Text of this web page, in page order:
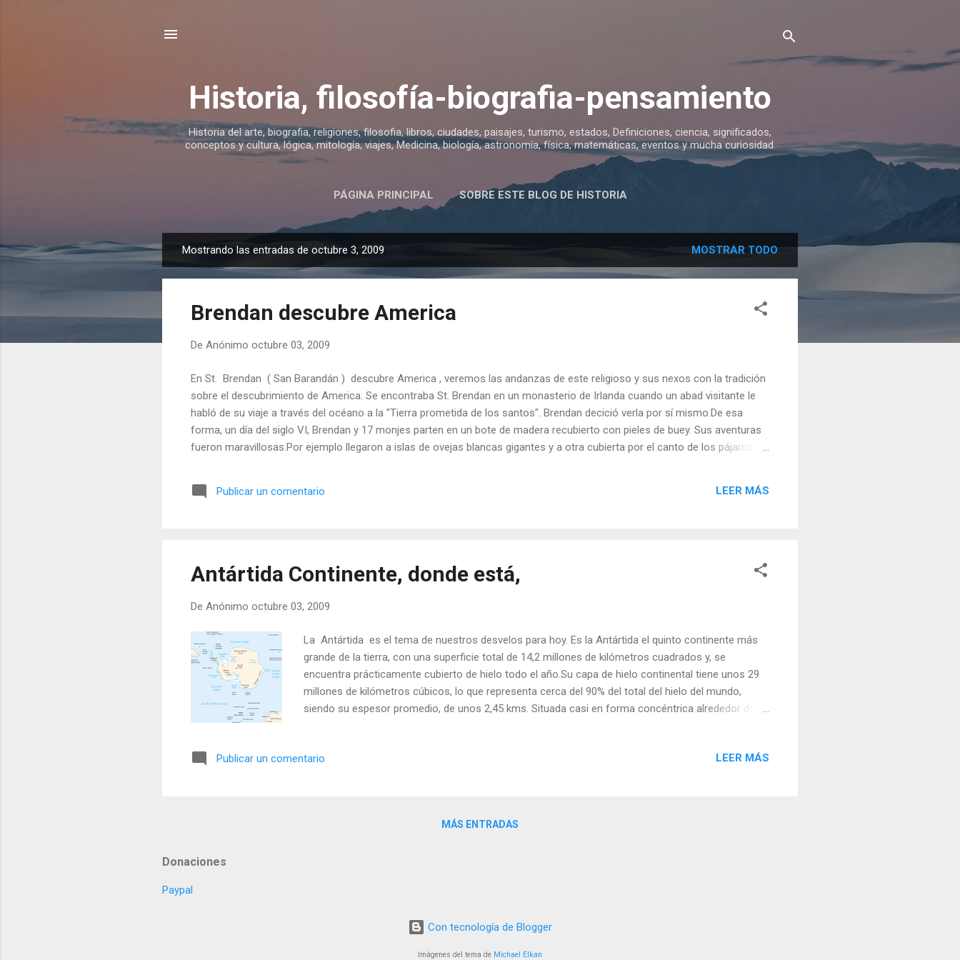
Historia, filosofía-biografia-pensamiento
Historia del arte, biografia, religiones, filosofia, libros, ciudades, paisajes, turismo, estados, Definiciones, ciencia, significados,
conceptos y cultura, lógica, mitología, viajes, Medicina, biología, astronomía, física, matemáticas, eventos y mucha curiosidad.
PÁGINA PRINCIPAL SOBRE ESTE BLOG DE HISTORIA
n
Mostrando las entradas de octubre 3, 2009 MOSTRAR TODO
Brendan descubre America
De Anónimo octubre 03, 2009
En St. Brendan ( San Barandán ) descubre America , veremos las andanzas de este religioso y sus nexos con la tradición
sobre el descubrimiento de America. Se encontraba St. Brendan en un monasterio de Irlanda cuando un abad visitante le
habló de su viaje a través del océano a la "Tierra prometida de los santos". Brendan decició verla por sí mismo.De esa
forma, un día del siglo VI, Brendan y 17 monjes parten en un bote de madera recubierto con pieles de buey. Sus aventuras
fueron maravillosas.Por ejemplo llegaron a islas de ovejas blancas gigantes y a otra cubierta por el canto de los pájaros,
narraciones fantásticas, que incluían gran variedad de árboles y frutos extraños para sus paladares. Finalmente, después
Publicar un comentario LEER MÁS
Antártida Continente, donde está,
De Anónimo octubre 03, 2009
La Antártida es el tema de nuestros desvelos para hoy. Es la Antártida el quinto continente más
grande de la tierra, con una superficie total de 14,2 millones de kilómetros cuadrados y, se
encuentra prácticamente cubierto de hielo todo el año.Su capa de hielo continental tiene unos 29
millones de kilómetros cúbicos, lo que representa cerca del 90% del total del hielo del mundo,
siendo su espesor promedio, de unos 2,45 kms. Situada casi en forma concéntrica alrededor del
de Sudamérica y, por dos ensenadas principales, el mar de Ross y el mar de Weddel. Veamos un
Publicar un comentario LEER MÁS
MÁS ENTRADAS
Donaciones
Paypal
Con tecnología de Blogger
Imágenes del tema de Michael Elkan